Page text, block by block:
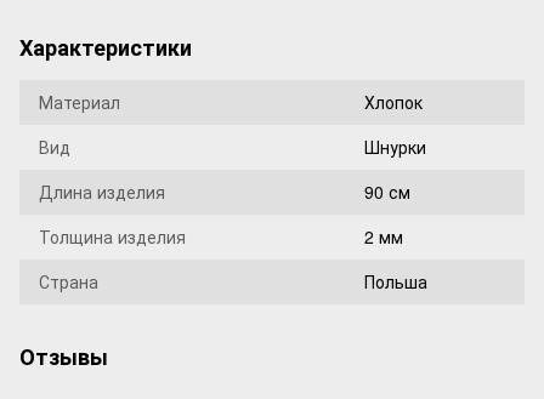
Характеристики
Материал
Хлопок
Вид
Шнурки
Длина изделия
90 см
Толщина изделия
2 мм
Страна
Польша
Отзывы